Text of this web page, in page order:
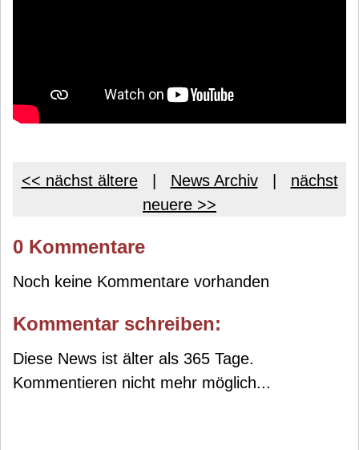
<< nächst ältere| News Archiv| nächst
neuere >>
0 Kommentare
Noch keine Kommentare vorhanden
Kommentar schreiben:
Diese News ist älter als 365 Tage.
Kommentieren nicht mehr möglich...